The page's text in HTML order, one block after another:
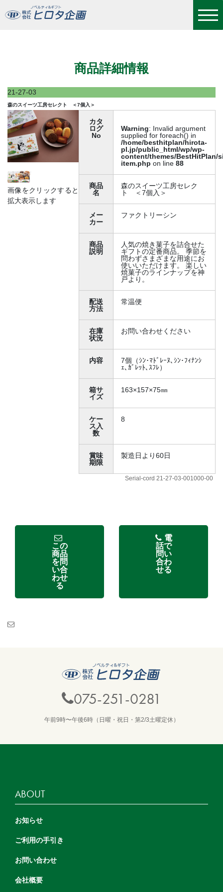
商品詳細情報
21-27-03
森のスイーツ工房セレクト ＜7個入＞
画像をクリックすると
拡大表示します
カタ
ログ
No
Warning: Invalid argument
supplied for foreach() in
/home/besthitplan/hirota-
pl.jp/public_html/wp/wp-
content/themes/BestHitPlan/
item.php on line88
商品
名
森のスイーツ工房セレク
ト ＜7個入＞
メー
カー
ファクトリーシン
商品
説明
人気の焼き菓子を詰合せた
ギフトの定番商品。 季節を
問わずさまざまな用途にお
使いいただけます。 楽しい
焼菓子のラインナップを神
戸より。
配送
方法
常温便
在庫
状況
お問い合わせください
内容
7個（ｼﾝ･ﾏﾄﾞﾚｰﾇ､ｼﾝ･ﾌｨﾅﾝｼ
ｪ､ｶﾞﾚｯﾄ､ｽﾌﾚ）
箱サ
イズ
163×157×75㎜
ケー
ス入
数
8
賞味
期限
製造日より60日
Serial-cord 21-27-03-001000-00
この
商品
を問
い合
わせ
る
電
話で
問い
合わ
せる
075-251-0281
午前9時〜午後6時（日曜・祝日・第2/3土曜定休）
ABOUT
お知らせ
ご利用の手引き
お問い合わせ
会社概要